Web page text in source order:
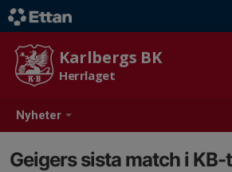
Nyheter
Karlbergs BK
Herrlaget
Geigers sista match i